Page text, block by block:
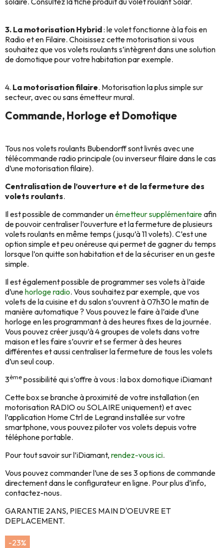
3. La motorisation Hybrid: le volet fonctionne à la fois en
Radio et en Filaire. Choisissez cette motorisation si vous
souhaitez que vos volets roulants s’intègrent dans une solution
de domotique pour votre habitation par exemple.
4. La motorisation filaire. Motorisation la plus simple sur
secteur, avec ou sans émetteur mural.
Commande, Horloge et Domotique
Tous nos volets roulants Bubendorff sont livrés avec une
télécommande radio principale (ou inverseur filaire dans le cas
d’une motorisation filaire).
Centralisation de l’ouverture et de la fermeture des
volets roulants.
Il est possible de commander unémetteur supplémentaireafin
de pouvoir centraliser l’ouverture et la fermeture de plusieurs
volets roulants en même temps (jusqu’à 11 volets). C’est une
option simple et peu onéreuse qui permet de gagner du temps
lorsque l’on quitte son habitation et de la sécuriser en un geste
simple.
Il est également possible de programmer ses volets à l’aide
d’unehorloge radio. Vous souhaitez par exemple, que vos
volets de la cuisine et du salon s’ouvrent à 07h30 le matin de
manière automatique ? Vous pouvez le faire à l’aide d’une
horloge en les programmant à des heures fixes de la journée.
Vous pouvez créer jusqu’à 4 groupes de volets dans votre
maison et les faire s’ouvrir et se fermer à des heures
différentes et aussi centraliser la fermeture de tous les volets
d’un seul coup.
3ème possibilité qui s’offre à vous : la box domotique iDiamant
Cette box se branche à proximité de votre installation (en
motorisation RADIO ou SOLAIRE uniquement) et avec
l’application Home Ctrl de Legrand installée sur votre
smartphone, vous pouvez piloter vos volets depuis votre
téléphone portable.
Pour tout savoir sur l’iDiamant, rendez-vous ici.
Vous pouvez commander l’une de ses 3 options de commande
directement dans le configurateur en ligne. Pour plus d’info,
contactez-nous.
GARANTIE 2ANS, PIECES MAIN D'OEUVRE ET
DEPLACEMENT.
-23%